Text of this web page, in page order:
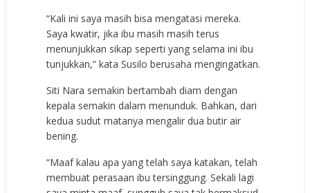
“Kali ini saya masih bisa mengatasi mereka.
Saya kwatir, jika ibu masih masih terus
menunjukkan sikap seperti yang selama ini ibu
tunjukkan,” kata Susilo berusaha mengingatkan.
Siti Nara semakin bertambah diam dengan
kepala semakin dalam menunduk. Bahkan, dari
kedua sudut matanya mengalir dua butir air
bening.
“Maaf kalau apa yang telah saya katakan, telah
membuat perasaan ibu tersinggung. Sekali lagi